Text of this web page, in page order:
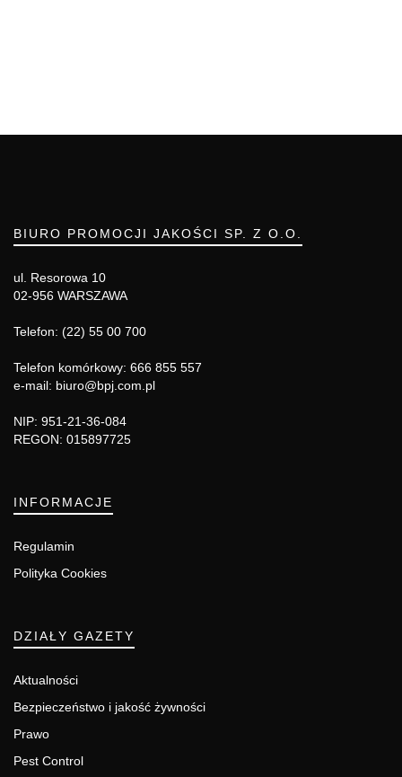
BIURO PROMOCJI JAKOŚCI SP. Z O.O.
ul. Resorowa 10
02-956 WARSZAWA
Telefon: (22) 55 00 700
Telefon komórkowy: 666 855 557
e-mail: biuro@bpj.com.pl
NIP: 951-21-36-084
REGON: 015897725
INFORMACJE
Regulamin
Polityka Cookies
DZIAŁY GAZETY
Aktualności
Bezpieczeństwo i jakość żywności
Prawo
Pest Control